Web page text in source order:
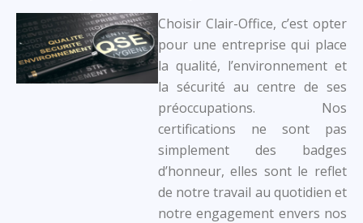
Choisir Clair-Office, c’est opter
pour une entreprise qui place
la qualité, l’environnement et
la sécurité au centre de ses
préoccupations. Nos
certifications ne sont pas
simplement des badges
d’honneur, elles sont le reflet
de notre travail au quotidien et
notre engagement envers nos